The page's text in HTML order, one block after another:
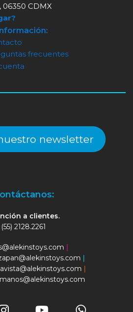
CDMX
frecuentes
newsletter
a clientes.
(55) 2128.2261
|
|
|